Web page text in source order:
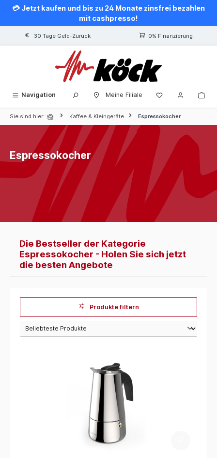
springen
💳 Jetzt kaufen und bis zu 24 Monate zinsfrei bezahlen
mit cashpresso!
30 Tage Geld-Zurück 0% Finanzierung
Navigation Meine Filiale
Sie sind hier: Kaffee & Kleingeräte Espressokocher
Espressokocher
Die Bestseller der Kategorie
Espressokocher - Holen Sie sich jetzt
die besten Angebote
Produkte filtern